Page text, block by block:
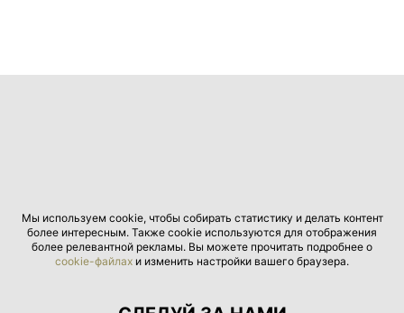
Мы используем cookie, чтобы собирать статистику и делать контент
более интересным. Также cookie используются для отображения
более релевантной рекламы. Вы можете прочитать подробнее о
cookie-файлах и изменить настройки вашего браузера.